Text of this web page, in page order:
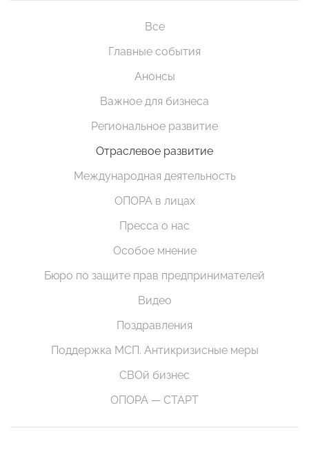
Все
Главные события
Анонсы
Важное для бизнеса
Региональное развитие
Отраслевое развитие
Международная деятельность
ОПОРА в лицах
Пресса о нас
Особое мнение
Бюро по защите прав предпринимателей
Видео
Поздравления
Поддержка МСП. Антикризисные меры
СВОй бизнес
ОПОРА — СТАРТ